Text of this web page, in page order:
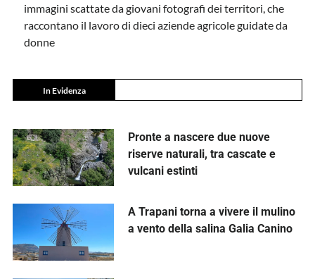
immagini scattate da giovani fotografi dei territori, che
raccontano il lavoro di dieci aziende agricole guidate da
donne
In Evidenza
Pronte a nascere due nuove
riserve naturali, tra cascate e
vulcani estinti
A Trapani torna a vivere il mulino
a vento della salina Galia Canino